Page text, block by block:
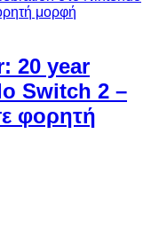
20 year
Switch 2 –
φορητή